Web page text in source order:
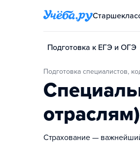
Подготовка к ЕГЭ и ОГЭ
Подготовка специалистов,
отраслям)
Страхование —